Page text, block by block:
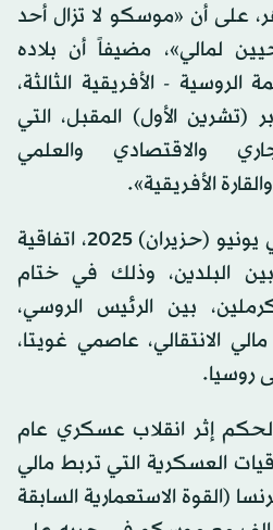
على أن «موسكو لا تزال أحد
لمالي»، مضيفاً أن بلاده
- الأفريقية الثالثة،
(تشرين الأول) المقبل، التي
والاقتصادي والعلمي
الأفريقية».
ووقعت روسيا ومالي، في يونيو (حزيران) 2025، اتفاقية
البلدين، وذلك في ختام
بين الرئيس الروسي،
الانتقالي، عاصمي غويتا،
روسيا.
إثر انقلاب عسكري عام
العسكرية التي تربط مالي
(القوة الاستعمارية السابقة